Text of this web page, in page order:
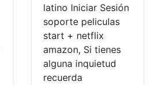
latino Iniciar Sesión
soporte peliculas
start + netflix
amazon, Si tienes
alguna inquietud
recuerda